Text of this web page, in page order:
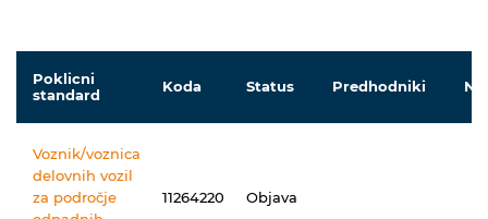
Poklicni
standard
Koda Status Predhodniki
Voznik/voznica
delovnih vozil
za področje
11264220 Objava